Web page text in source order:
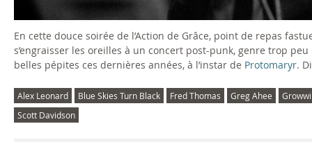
En cette douce soirée de l’Action de Grâce, point de repas
s’engraisser les oreilles à un concert post-punk, genre trop
belles pépites ces dernières années, à l’instar de Protomaryr.
Alex Leonard Blue Skies Turn Black Fred Thomas Greg Ahee
Scott Davidson